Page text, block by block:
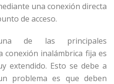
una conexión directa
de acceso.
una de las principales
conexión inalámbrica fija es
extendido. Esto se debe a
problema es que deben